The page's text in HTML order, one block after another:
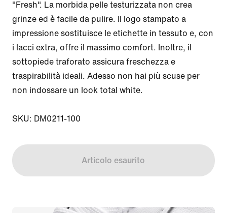
"Fresh". La morbida pelle testurizzata non crea
grinze ed è facile da pulire. Il logo stampato a
impressione sostituisce le etichette in tessuto e, con
i lacci extra, offre il massimo comfort. Inoltre, il
sottopiede traforato assicura freschezza e
traspirabilità ideali. Adesso non hai più scuse per
non indossare un look total white.
SKU: DM0211-100
Articolo esaurito